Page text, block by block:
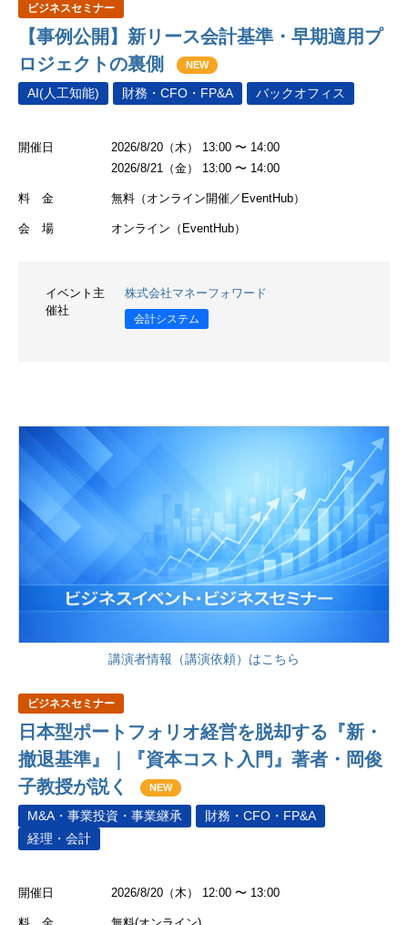
ビジネスセミナー
【事例公開】新リース会計基準・早期適用プ
ロジェクトの裏側
NEW
AI(人工知能) 財務・CFO・FP&A バックオフィス
開催日
2026/8/20（木） 13:00 〜 14:00
2026/8/21（金） 13:00 〜 14:00
料 金 無料（オンライン開催／EventHub）
会 場 オンライン（EventHub）
イベント主
催社
株式会社マネーフォワード
会計システム
講演者情報（講演依頼）はこちら
ビジネスセミナー
日本型ポートフォリオ経営を脱却する『新・
撤退基準』｜『資本コスト入門』著者・岡俊
子教授が説く
NEW
M&A・事業投資・事業継承
財務・CFO・FP&A
経理・会計
開催日 2026/8/20（木） 12:00 〜 13:00
料 金 無料(オンライン)